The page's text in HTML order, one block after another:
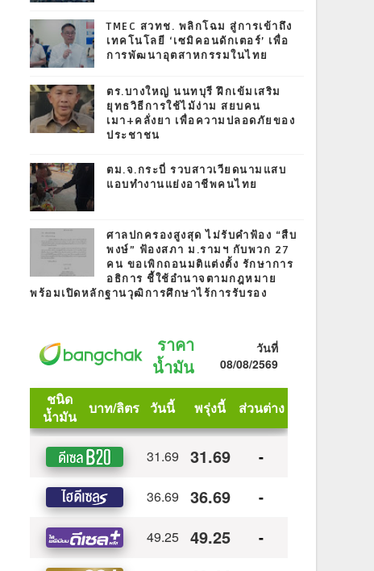
TMEC สวทช. พลิกโฉม สู่การเข้าถึง
เทคโนโลยี ‘เซมิคอนดักเตอร์’ เพื่อ
การพัฒนาอุตสาหกรรมในไทย
ตร.บางใหญ่ นนทบุรี ฝึกเข้มเสริม
ยุทธวิธีการใช้ไม้ง่าม สยบคน
เมา+คลั่งยา เพื่อความปลอดภัยของ
ประชาชน
ตม.จ.กระบี่ รวบสาวเวียดนามแสบ
แอบทำงานแย่งอาชีพคนไทย
ศาลปกครองสูงสุด ไม่รับคำฟ้อง “สืบ
พงษ์” ฟ้องสภา ม.รามฯ กับพวก 27
คน ขอเพิกถอนมติแต่งตั้ง รักษาการ
อธิการ ชี้ใช้อำนาจตามกฎหมาย
พร้อมเปิดหลักฐานวุฒิการศึกษาไร้การรับรอง